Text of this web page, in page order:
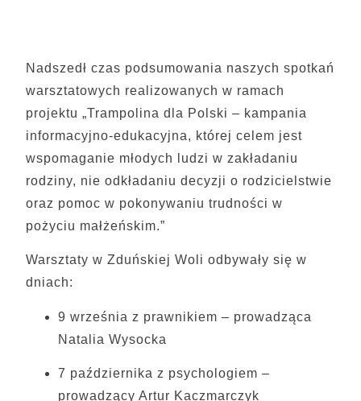
Nadszedł czas podsumowania naszych spotkań
warsztatowych realizowanych w ramach
projektu „Trampolina dla Polski – kampania
informacyjno-edukacyjna, której celem jest
wspomaganie młodych ludzi w zakładaniu
rodziny, nie odkładaniu decyzji o rodzicielstwie
oraz pomoc w pokonywaniu trudności w
pożyciu małżeńskim.”
Warsztaty w Zduńskiej Woli odbywały się w
dniach:
9 września z prawnikiem – prowadząca
Natalia Wysocka
7 października z psychologiem –
prowadzący Artur Kaczmarczyk